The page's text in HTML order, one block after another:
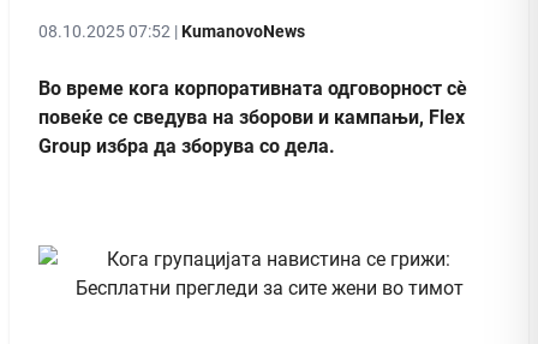
08.10.2025 07:52 |KumanovoNews
Во време кога корпоративната одговорност сè
повеќе се сведува на зборови и кампањи, Flex
Group избра да зборува со дела.